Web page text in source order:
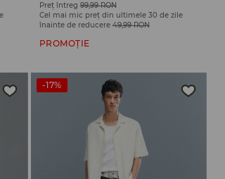
Preț întreg 99,99 RON
Cel mai mic preț din ultimele 30 de zile
înainte de reducere 49,99 RON
PROMOȚIE
-17%